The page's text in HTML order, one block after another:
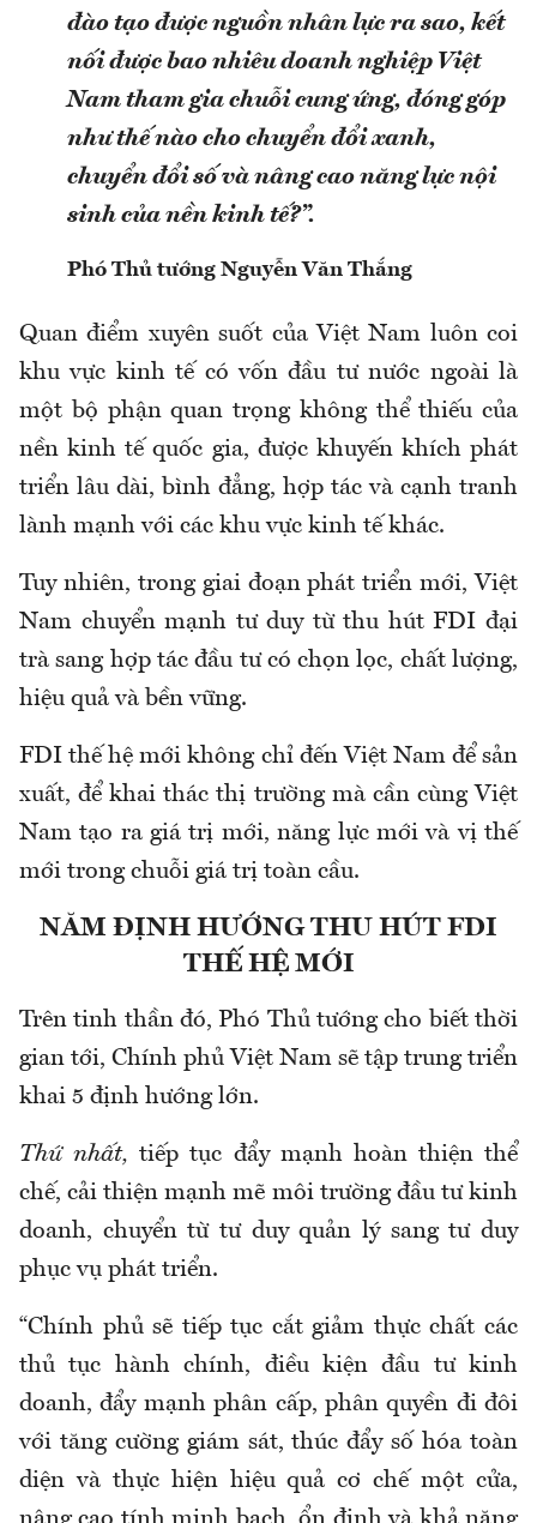
đào tạo được nguồn nhân lực ra sao, kết
nối được bao nhiêu doanh nghiệp Việt
Nam tham gia chuỗi cung ứng, đóng góp
như thế nào cho chuyển đổi xanh,
chuyển đổi số và nâng cao năng lực nội
sinh của nền kinh tế?”.
Phó Thủ tướng Nguyễn Văn Thắng
Quan điểm xuyên suốt của Việt Nam luôn coi
khu vực kinh tế có vốn đầu tư nước ngoài là
một bộ phận quan trọng không thể thiếu của
nền kinh tế quốc gia, được khuyến khích phát
triển lâu dài, bình đẳng, hợp tác và cạnh tranh
lành mạnh với các khu vực kinh tế khác.
Tuy nhiên, trong giai đoạn phát triển mới, Việt
Nam chuyển mạnh tư duy từ thu hút FDI đại
trà sang hợp tác đầu tư có chọn lọc, chất lượng,
hiệu quả và bền vững.
FDI thế hệ mới không chỉ đến Việt Nam để sản
xuất, để khai thác thị trường mà cần cùng Việt
Nam tạo ra giá trị mới, năng lực mới và vị thế
mới trong chuỗi giá trị toàn cầu.
NĂM ĐỊNH HƯỚNG THU HÚT FDI
THẾ HỆ MỚI
Trên tinh thần đó, Phó Thủ tướng cho biết thời
gian tới, Chính phủ Việt Nam sẽ tập trung triển
khai 5 định hướng lớn.
Thứ nhất, tiếp tục đẩy mạnh hoàn thiện thể
chế, cải thiện mạnh mẽ môi trường đầu tư kinh
doanh, chuyển từ tư duy quản lý sang tư duy
phục vụ phát triển.
“Chính phủ sẽ tiếp tục cắt giảm thực chất các
thủ tục hành chính, điều kiện đầu tư kinh
doanh, đẩy mạnh phân cấp, phân quyền đi đôi
với tăng cường giám sát, thúc đẩy số hóa toàn
diện và thực hiện hiệu quả cơ chế một cửa,